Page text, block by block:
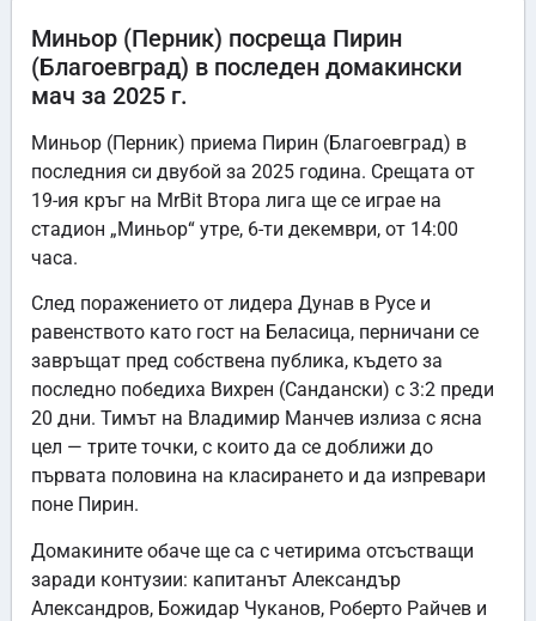
Миньор (Перник) посреща Пирин
(Благоевград) в последен домакински
мач за 2025 г.
Миньор (Перник) приема Пирин (Благоевград) в
последния си двубой за 2025 година. Срещата от
19-ия кръг на MrBit Втора лига ще се играе на
стадион „Миньор“ утре, 6-ти декември, от 14:00
часа.
След поражението от лидера Дунав в Русе и
равенството като гост на Беласица, перничани се
завръщат пред собствена публика, където за
последно победиха Вихрен (Сандански) с 3:2 преди
20 дни. Тимът на Владимир Манчев излиза с ясна
цел — трите точки, с които да се доближи до
първата половина на класирането и да изпревари
поне Пирин.
Домакините обаче ще са с четирима отсъстващи
заради контузии: капитанът Александър
Александров, Божидар Чуканов, Роберто Райчев и